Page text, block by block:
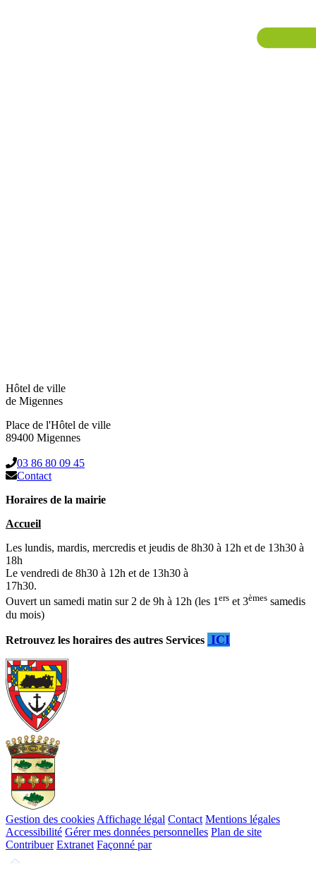
Hôtel de ville
de Migennes
Place de l'Hôtel de ville
89400 Migennes
03 86 80 09 45
Contact
Horaires de la mairie
Accueil
Les lundis, mardis, mercredis et jeudis de 8h30 à 12h et de 13h30 à
18h
Le vendredi de 8h30 à 12h et de 13h30 à
17h30.
Ouvert un samedi matin sur 2 de 9h à 12h (les 1ers et 3èmes samedis
du mois)
Retrouvez les horaires des autres Services ICI
Gestion des cookies Affichage légal Contact Mentions légales
Accessibilité Gérer mes données personnelles Plan de site
Contribuer Extranet Façonné par